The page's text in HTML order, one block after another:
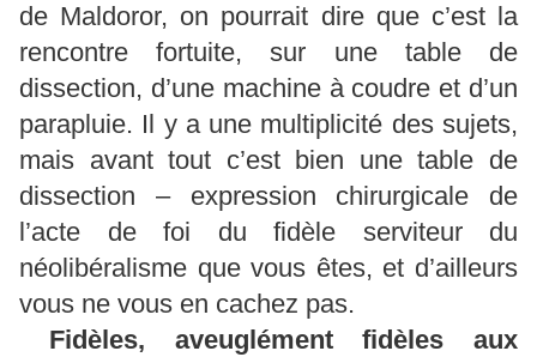
de Maldoror, on pourrait dire que c’est la
rencontre fortuite, sur une table de
dissection, d’une machine à coudre et d’un
parapluie. Il y a une multiplicité des sujets,
mais avant tout c’est bien une table de
dissection – expression chirurgicale de
l’acte de foi du fidèle serviteur du
néolibéralisme que vous êtes, et d’ailleurs
vous ne vous en cachez pas.
Fidèles, aveuglément fidèles aux